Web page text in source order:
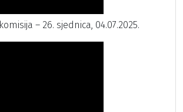
– 26. sjednica, 04.07.2025.